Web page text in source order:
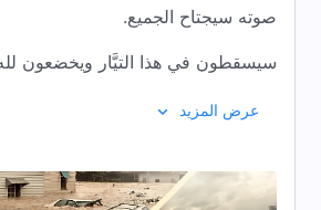
صوته سيجتاح الجميع.
سيسقطون في هذا التيَّار ويخضعون
منذ زمنٍ بعيدٍ استعاد الله المجد مِن
مَن لا يشتاق ليرى مجد الله؟
عرض المزيد